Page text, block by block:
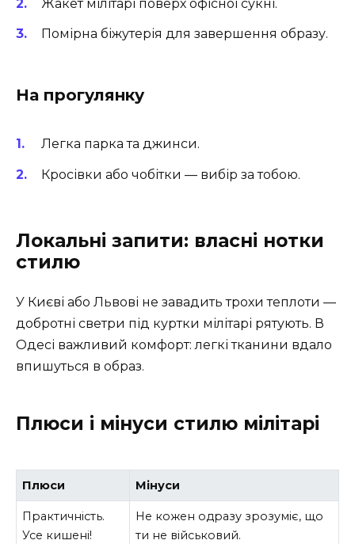
Жакет мілітарі поверх офісної сукні.
Помірна біжутерія для завершення образу.
На прогулянку
Легка парка та джинси.
Кросівки або чобітки — вибір за тобою.
Локальні запити: власні нотки
стилю
У Києві або Львові не завадить трохи теплоти —
добротні светри під куртки мілітарі рятують. В
Одесі важливий комфорт: легкі тканини вдало
впишуться в образ.
Плюси і мінуси стилю мілітарі
Плюси Мінуси
Практичність.
Усе кишені!
Не кожен одразу зрозуміє, що
ти не військовий.